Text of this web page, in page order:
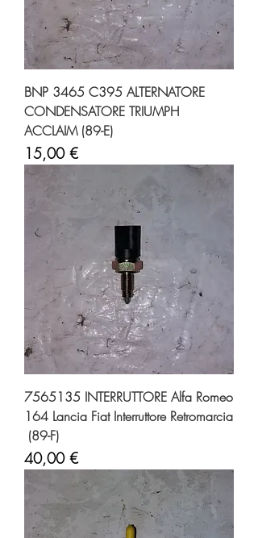
BNP 3465 C395 ALTERNATORE
CONDENSATORE TRIUMPH
ACCLAIM (89-E)
Prezzo
15,00 €
7565135 INTERRUTTORE Alfa Romeo
164 Lancia Fiat Interruttore Retromarcia
(89-F)
Prezzo
40,00 €